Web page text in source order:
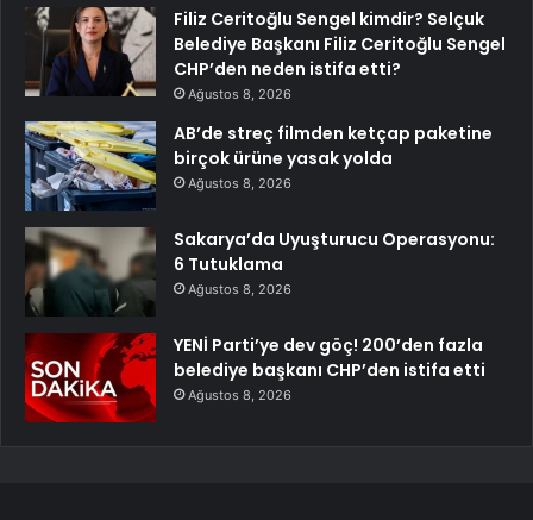
Filiz Ceritoğlu Sengel kimdir? Selçuk
Belediye Başkanı Filiz Ceritoğlu Sengel
CHP’den neden istifa etti?
Ağustos 8, 2026
AB’de streç filmden ketçap paketine
birçok ürüne yasak yolda
Ağustos 8, 2026
Sakarya’da Uyuşturucu Operasyonu:
6 Tutuklama
Ağustos 8, 2026
YENİ Parti’ye dev göç! 200’den fazla
belediye başkanı CHP’den istifa etti
Ağustos 8, 2026